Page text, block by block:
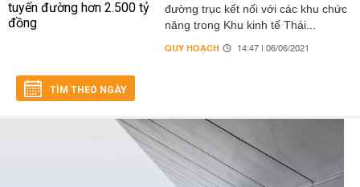
đường trục kết nối với các khu chức
năng trong Khu kinh tế Thái...
QUY HOẠCH 14:47 | 06/06/2021
TÌM THEO NGÀY